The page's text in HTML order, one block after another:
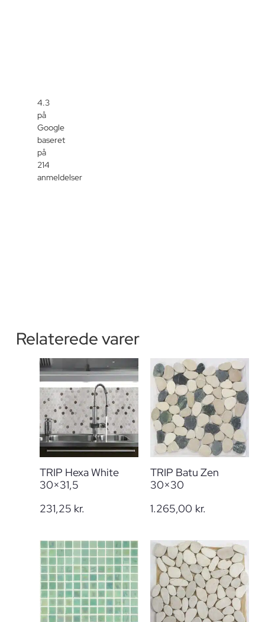
4.3
på
Google
baseret
på
214
anmeldelser
Relaterede varer
TRIP Hexa White
30×31,5
231,25 kr.
TRIP Batu Zen
30×30
1.265,00 kr.